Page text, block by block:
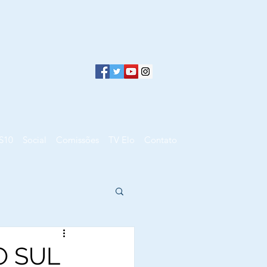
Social Comissões TV Elo Contato
SUL